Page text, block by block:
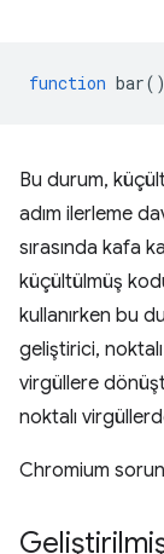
function bar
Bu durum,
adım ilerleme
sırasında kafa
küçültülmüş
kullanırken bu
geliştirici,
virgüllere
noktalı
Chromium